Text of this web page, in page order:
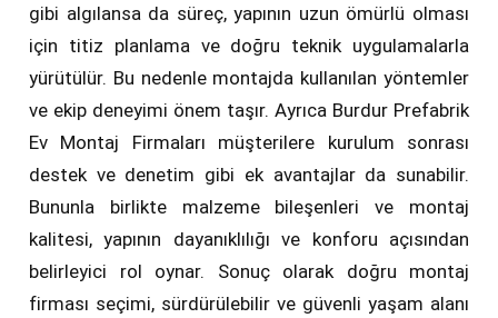
gibi algılansa da süreç, yapının uzun ömürlü olması
için titiz planlama ve doğru teknik uygulamalarla
yürütülür. Bu nedenle montajda kullanılan yöntemler
ve ekip deneyimi önem taşır. Ayrıca Burdur Prefabrik
Ev Montaj Firmaları müşterilere kurulum sonrası
destek ve denetim gibi ek avantajlar da sunabilir.
Bununla birlikte malzeme bileşenleri ve montaj
kalitesi, yapının dayanıklılığı ve konforu açısından
belirleyici rol oynar. Sonuç olarak doğru montaj
firması seçimi, sürdürülebilir ve güvenli yaşam alanı